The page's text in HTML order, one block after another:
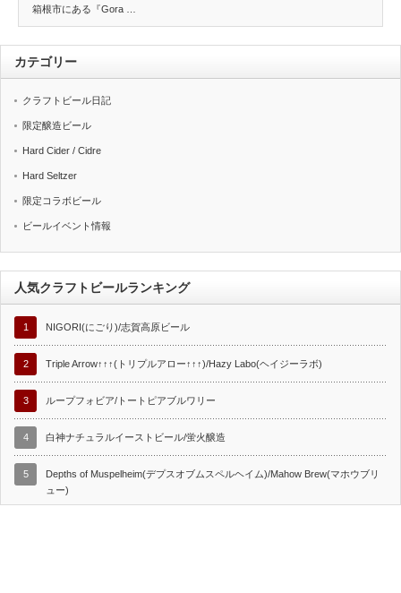
箱根市にある『Gora …
カテゴリー
クラフトビール日記
限定醸造ビール
Hard Cider / Cidre
Hard Seltzer
限定コラボビール
ビールイベント情報
人気クラフトビールランキング
1 NIGORI(にごり)/志賀高原ビール
2 Triple Arrow↑↑↑(トリプルアロー↑↑↑)/Hazy Labo(ヘイジーラボ)
3 ループフォビア/トートピアブルワリー
4 白神ナチュラルイーストビール/蛍火醸造
5
Depths of Muspelheim(デプスオブムスペルヘイム)/Mahow Brew(マホウブリ
ュー)